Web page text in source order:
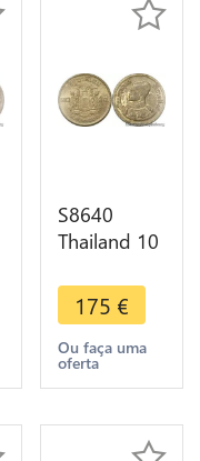
S8640
Thailand 10
Rama IX
1957 ->
Make Offer
175 €
Ou faça uma
oferta